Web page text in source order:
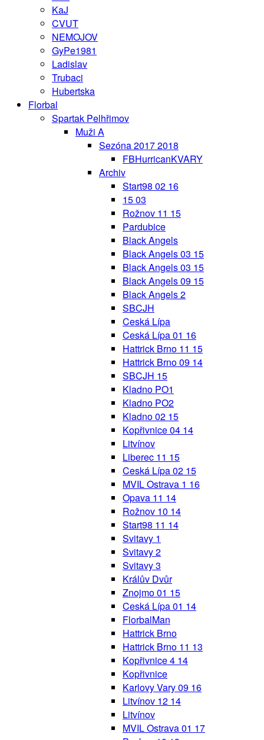
KaJ
CVUT
NEMOJOV
GyPe1981
Ladislav
Trubaci
Hubertska
Florbal
Spartak Pelhřimov
Muži A
Sezóna 2017 2018
FBHurricanKVARY
Archiv
Start98 02 16
15 03
Rožnov 11 15
Pardubice
Black Angels
Black Angels 03 15
Black Angels 03 15
Black Angels 09 15
Black Angels 2
SBCJH
Ceská Lípa
Ceská Lípa 01 16
Hattrick Brno 11 15
Hattrick Brno 09 14
SBCJH 15
Kladno PO1
Kladno PO2
Kladno 02 15
Kopřivnice 04 14
Litvínov
Liberec 11 15
Ceská Lípa 02 15
MVIL Ostrava 1 16
Opava 11 14
Rožnov 10 14
Start98 11 14
Svitavy 1
Svitavy 2
Svitavy 3
Králův Dvůr
Znojmo 01 15
Ceská Lípa 01 14
FlorbalMan
Hattrick Brno
Hattrick Brno 11 13
Kopřivnice 4 14
Kopřivnice
Karlovy Vary 09 16
Litvínov 12 14
Litvínov
MVIL Ostrava 01 17